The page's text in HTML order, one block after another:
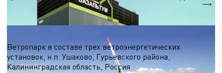
S = 7 000 м.кв.
Ветропарк в составе трех ветроэнергетических
установок, н.п. Ушаково, Гурьевского района,
Калининградская область, Россия